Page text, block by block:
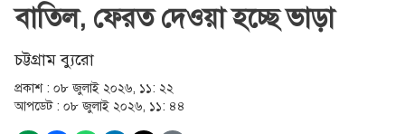
বাতিল, ফেরত দেওয়া হচ্ছে ভাড়া
চট্টগ্রাম ব্যুরো
প্রকাশ : ০৮ জুলাই ২০২৬, ১১: ২২
আপডেট : ০৮ জুলাই ২০২৬, ১১: ৪৪